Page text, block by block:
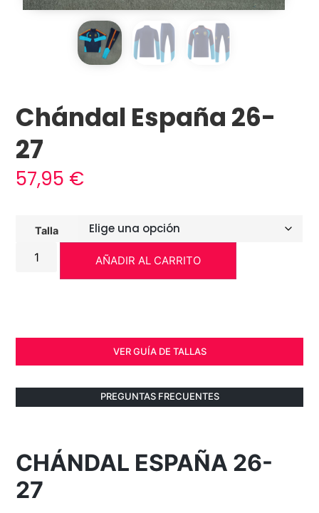
Chándal España 26-
27
57,95 €
Talla
AÑADIR AL CARRITO
VER GUÍA DE TALLAS
PREGUNTAS FRECUENTES
CHÁNDAL ESPAÑA 26-
27